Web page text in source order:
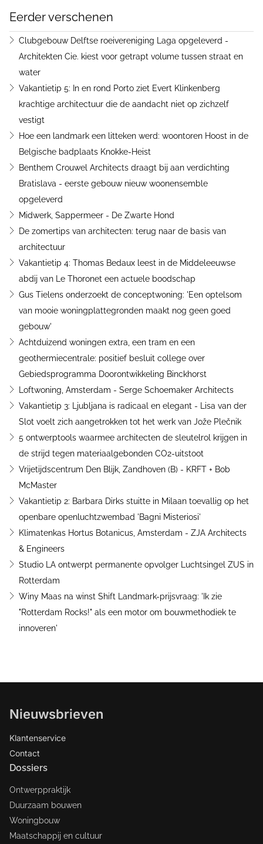
Eerder verschenen
Clubgebouw Delftse roeivereniging Laga opgeleverd -
Architekten Cie. kiest voor getrapt volume tussen straat en
water
Vakantietip 5: In en rond Porto ziet Evert Klinkenberg
krachtige architectuur die de aandacht niet op zichzelf
vestigt
Hoe een landmark een litteken werd: woontoren Hoost in de
Belgische badplaats Knokke-Heist
Benthem Crouwel Architects draagt bij aan verdichting
Bratislava - eerste gebouw nieuw woonensemble
opgeleverd
Midwerk, Sappermeer - De Zwarte Hond
De zomertips van architecten: terug naar de basis van
architectuur
Vakantietip 4: Thomas Bedaux leest in de Middeleeuwse
abdij van Le Thoronet een actuele boodschap
Gus Tielens onderzoekt de conceptwoning: 'Een optelsom
van mooie woningplattegronden maakt nog geen goed
gebouw'
Achtduizend woningen extra, een tram en een
geothermiecentrale: positief besluit college over
Gebiedsprogramma Doorontwikkeling Binckhorst
Loftwoning, Amsterdam - Serge Schoemaker Architects
Vakantietip 3: Ljubljana is radicaal en elegant - Lisa van der
Slot voelt zich aangetrokken tot het werk van Jože Plečnik
5 ontwerptools waarmee architecten de sleutelrol krijgen in
de strijd tegen materiaalgebonden CO2-uitstoot
Vrijetijdscentrum Den Blijk, Zandhoven (B) - KRFT + Bob
McMaster
Vakantietip 2: Barbara Dirks stuitte in Milaan toevallig op het
openbare openluchtzwembad 'Bagni Misteriosi'
Klimatenkas Hortus Botanicus, Amsterdam - ZJA Architects
& Engineers
Studio LA ontwerpt permanente opvolger Luchtsingel ZUS in
Rotterdam
Winy Maas na winst Shift Landmark-prijsvraag: 'Ik zie
"Rotterdam Rocks!" als een motor om bouwmethodiek te
innoveren'
Nieuwsbrieven
Klantenservice
Contact
Dossiers
Ontwerppraktijk
Duurzaam bouwen
Woningbouw
Maatschappij en cultuur